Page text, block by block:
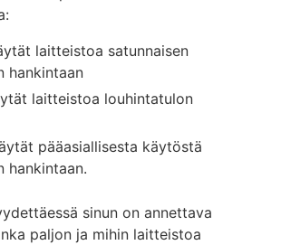
A, joiden hankintahinta
syventävästä ohjeesta
verotus
laitteistoa satunnaisen
hankintaan
laitteistoa louhintatulon
pääasiallisesta käytöstä
hankintaan.
sinun on annettava
paljon ja mihin laitteistoa